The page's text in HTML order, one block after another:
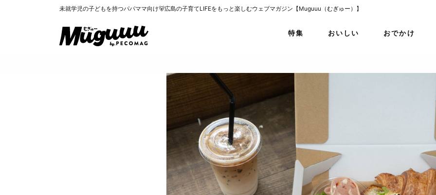
未就学児の子どもを持つパパママ向け🐻広島の子育てLIFEをもっと楽しむウェブマガジン【Muguuu（むぎゅー）】
特集 おいしい おでかけ